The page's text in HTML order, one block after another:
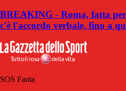
BREAKING - Roma, fatta
c'è l'accordo verbale, fino a
SOS Fanta